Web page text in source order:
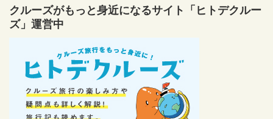
クルーズがもっと身近になるサイト「ヒトデクルー
ズ」運営中